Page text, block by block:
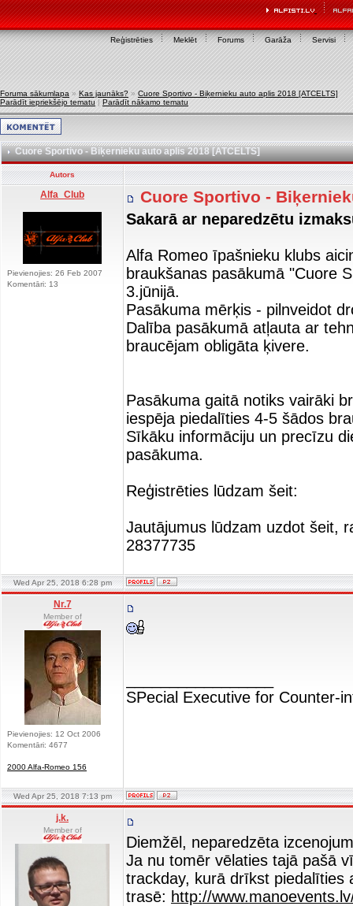
Reģistrēties Meklēt Forums Garāža Servisi
Foruma sākumlapa » Kas jaunāks? » Cuore Sportivo - Biķernieku auto aplis 2018 [ATCELTS]
Parādīt iepriekšējo tematu | Parādīt nākamo tematu
Cuore Sportivo - Biķernieku auto aplis 2018 [ATCELTS]
Autors
Alfa_Club
Pievienojies: 26 Feb 2007
Komentāri: 13
Cuore Sportivo -
Sakarā ar neparedzētu
Alfa Romeo īpašnieku klubs
braukšanas pasākumā "Cuore
3.jūnijā.
Pasākuma mērķis - pilnveidot
Dalība pasākumā atļauta ar
braucējam obligāta ķivere.
Pasākuma gaitā notiks vairāki
iespēja piedalīties 4-5 šādos
Sīkāku informāciju un precīzu
pasākuma.
Reģistrēties lūdzam šeit:
Jautājumus lūdzam uzdot šeit,
28377735
Wed Apr 25, 2018 6:28 pm
Nr.7
Member of
Pievienojies: 12 Oct 2006
Komentāri: 4677
2000 Alfa-Romeo 156
SPecial Executive for Counter-
Wed Apr 25, 2018 7:13 pm
j.k.
Member of
Diemžēl, neparedzēta
Ja nu tomēr vēlaties tajā pašā
trackday, kurā drīkst piedalīties
trasē: http://